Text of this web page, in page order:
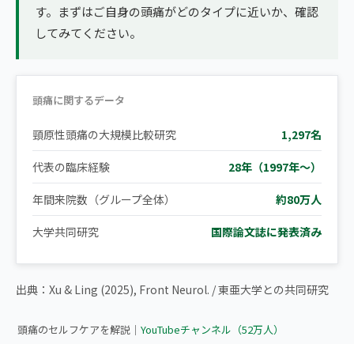
す。まずはご自身の頭痛がどのタイプに近いか、確認
してみてください。
頭痛に関するデータ
頸原性頭痛の大規模比較研究 1,297名
代表の臨床経験 28年（1997年〜）
年間来院数（グループ全体） 約80万人
大学共同研究 国際論文誌に発表済み
出典：Xu & Ling (2025), Front Neurol. / 東亜大学との共同研究
さい
頭痛のセルフケアを解説｜ YouTubeチャンネル（52万人）